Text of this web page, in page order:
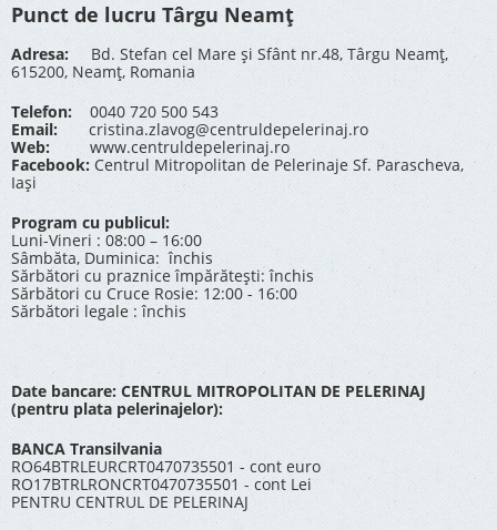
Punct de lucru Târgu Neamț
Adresa: Bd. Stefan cel Mare și Sfânt nr.48, Târgu Neamț,
615200, Neamț, Romania
Telefon: 0040 720 500 543
Email:
cristina.zlavog@centruldepelerinaj.ro
Web:
www.centruldepelerinaj.ro
Facebook: Centrul Mitropolitan de Pelerinaje Sf. Parascheva,
Iași
Program cu publicul:
Luni-Vineri : 08:00 – 16:00
Sâmbăta, Duminica: închis
Sărbători cu praznice împărătești: închis
Sărbători cu Cruce Rosie: 12:00 - 16:00
Sărbători legale : închis
Date bancare: CENTRUL MITROPOLITAN DE PELERINAJ
(pentru plata pelerinajelor):
BANCA Transilvania
RO64BTRLEURCRT0470735501 - cont euro
RO17BTRLRONCRT0470735501 - cont Lei
PENTRU CENTRUL DE PELERINAJ